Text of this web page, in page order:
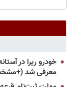
خودرو ریرا در
معرفی شد